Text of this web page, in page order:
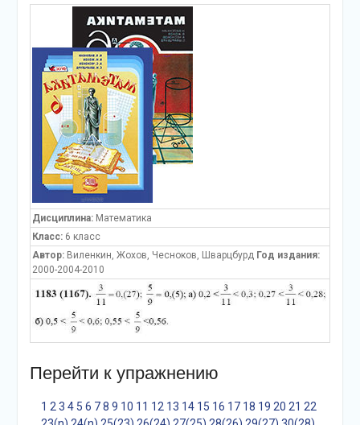
Дисциплина:Математика
Класс:6 класс
Автор:Виленкин, Жохов, Чесноков, Шварцбурд Год издания:
2000-2004-2010
Перейти к упражнению
1 2 3 4 5 6 7 8 9 10 11 12 13 14 15 16 17 18 19 20 21 22